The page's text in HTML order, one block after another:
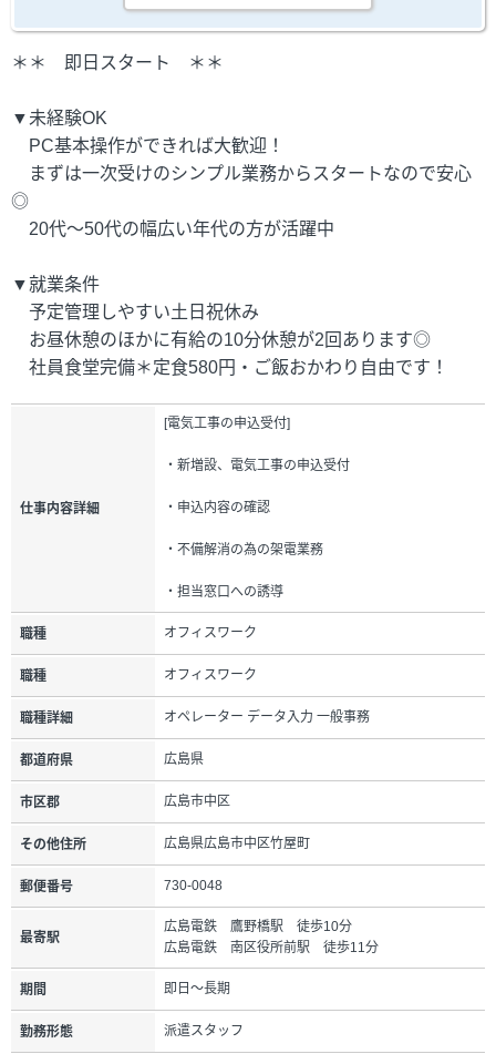
＊＊ 即日スタート ＊＊
▼未経験OK
PC基本操作ができれば大歓迎！
まずは一次受けのシンプル業務からスタートなので安心
◎
20代～50代の幅広い年代の方が活躍中
▼就業条件
予定管理しやすい土日祝休み
お昼休憩のほかに有給の10分休憩が2回あります◎
社員食堂完備＊定食580円・ご飯おかわり自由です！
仕事内容詳細
[電気工事の申込受付]
・新増設、電気工事の申込受付
・申込内容の確認
・不備解消の為の架電業務
・担当窓口への誘導
職種 オフィスワーク
職種 オフィスワーク
職種詳細 オペレーター データ入力 一般事務
都道府県 広島県
市区郡 広島市中区
その他住所 広島県広島市中区竹屋町
郵便番号 730-0048
最寄駅
広島電鉄 鷹野橋駅 徒歩10分
広島電鉄 南区役所前駅 徒歩11分
期間 即日～長期
勤務形態 派遣スタッフ